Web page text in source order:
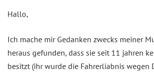
Hallo,
Ich mache mir Gedanken zwecks meiner
heraus gefunden, dass sie seit 11 jahren
besitzt (ihr wurde die Fahrerliabnis wegen